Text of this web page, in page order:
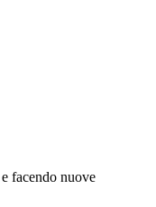
facendo nuove